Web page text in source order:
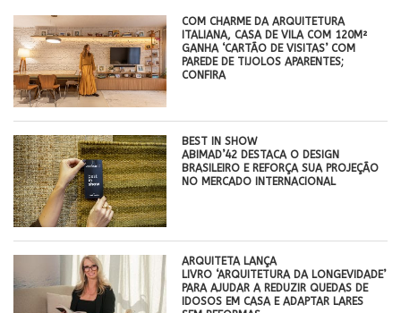
COM CHARME DA ARQUITETURA
ITALIANA, CASA DE VILA COM 120M²
GANHA ‘CARTÃO DE VISITAS’ COM
PAREDE DE TIJOLOS APARENTES;
CONFIRA
BEST IN SHOW
ABIMAD’42 DESTACA O DESIGN
BRASILEIRO E REFORÇA SUA PROJEÇÃO
NO MERCADO INTERNACIONAL
ARQUITETA LANÇA
LIVRO ‘ARQUITETURA DA LONGEVIDADE’
PARA AJUDAR A REDUZIR QUEDAS DE
IDOSOS EM CASA E ADAPTAR LARES